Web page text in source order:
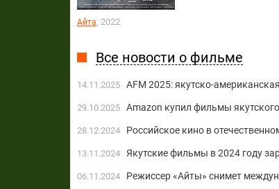
Айта, 2022
Все новости о фильме
14.11.2025 AFM 2025: якутско-
29.10.2025 Amazon купил фильмы
28.12.2024 Российское кино в
13.11.2024 Якутские фильмы в 2024 году
06.11.2024 Режиссер «Айты» снимет